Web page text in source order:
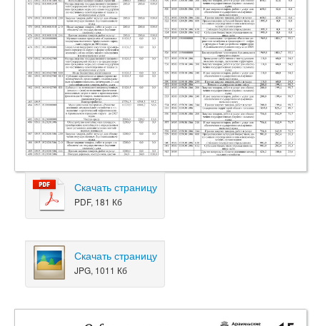
Скачать страницу
PDF, 181 Кб
Скачать страницу
JPG, 1011 Кб